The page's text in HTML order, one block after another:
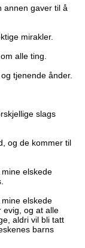
annen gaver til å
mirakler.
alle ting.
tjenende ånder.
slags
og de kommer til
elskede
elskede
evig, og at alle
aldri vil bli tatt
barns